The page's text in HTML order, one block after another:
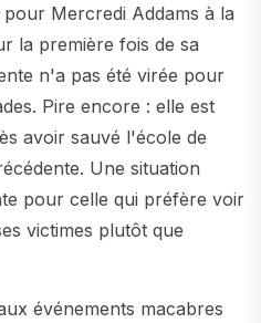
Mercredi Addams à la
la première fois de sa
n'a pas été virée pour
Pire encore : elle est
avoir sauvé l'école de
Une situation
pour celle qui préfère voir
victimes plutôt que
événements macabres